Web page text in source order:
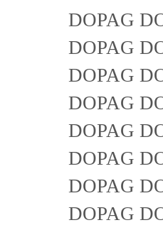
DOPAG
DOPAG
DOPAG
DOPAG
DOPAG
DOPAG
DOPAG
DOPAG